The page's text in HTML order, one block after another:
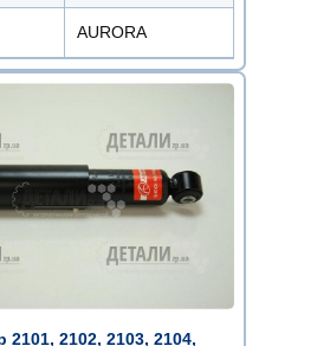
AURORA
2101, 2102, 2103, 2104,